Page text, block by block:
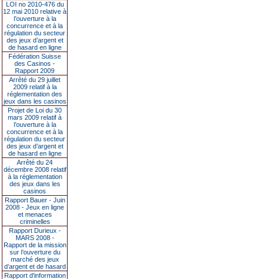
LOI no 2010-476 du
12 mai 2010 relative à
l’ouverture à la
concurrence et à la
régulation du secteur
des jeux d’argent et
de hasard en ligne
Fédération Suisse
des Casinos -
Rapport 2009
Arrêté du 29 juillet
2009 relatif à la
réglementation des
jeux dans les casinos
Projet de Loi du 30
mars 2009 relatif à
l’ouverture à la
concurrence et à la
régulation du secteur
des jeux d’argent et
de hasard en ligne
Arrêté du 24
décembre 2008 relatif
à la réglementation
des jeux dans les
casinos
Rapport Bauer - Juin
2008 - Jeux en ligne
et menaces
criminelles
Rapport Durieux -
MARS 2008 -
Rapport de la mission
sur l’ouverture du
marché des jeux
d’argent et de hasard
Rapport d'information